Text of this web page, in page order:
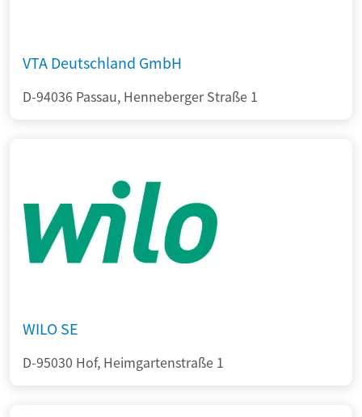
VTA Deutschland GmbH
D-94036 Passau, Henneberger Straße 1
WILO SE
D-95030 Hof, Heimgartenstraße 1